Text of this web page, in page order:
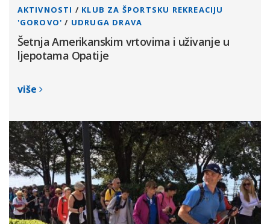
AKTIVNOSTI / KLUB ZA ŠPORTSKU REKREACIJU
'GOROVO' / UDRUGA DRAVA
Šetnja Amerikanskim vrtovima i uživanje u
ljepotama Opatije
više